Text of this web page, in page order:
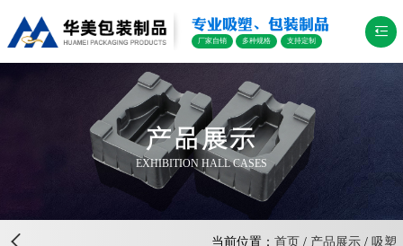
专业吸塑、包装制品
厂家自销 多种规格 支持定制
产品展示
EXHIBITION HALL CASES
当前位置： 首页 / 产品展示 / 吸塑